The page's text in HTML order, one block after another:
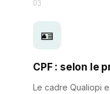
03
🪪
CPF : selon le
Le cadre Qualiopi